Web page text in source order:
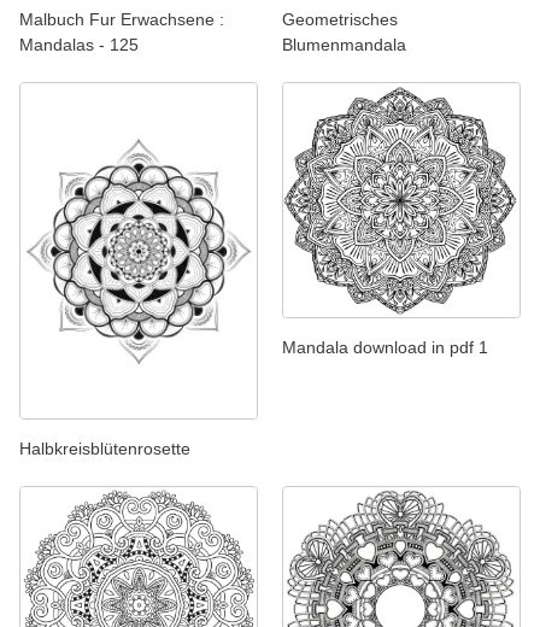
Malbuch Fur Erwachsene :
Mandalas - 125
Geometrisches
Blumenmandala
Halbkreisblütenrosette
Mandala download in pdf 1